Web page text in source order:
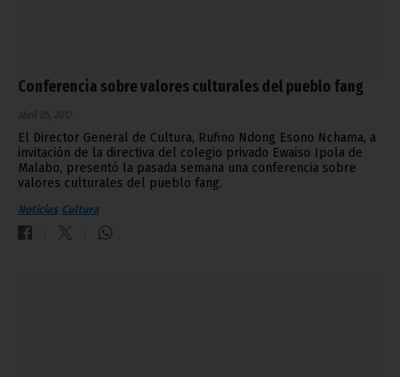
Conferencia sobre valores culturales del pueblo fang
abril 05, 2012
El Director General de Cultura, Rufino Ndong Esono Nchama, a
invitación de la directiva del colegio privado Ewaiso Ipola de
Malabo, presentó la pasada semana una conferencia sobre
valores culturales del pueblo fang.
Noticias Cultura